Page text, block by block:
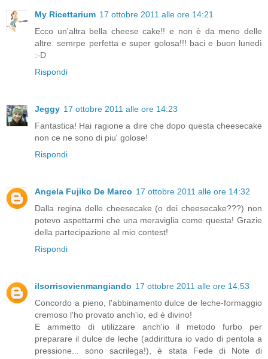
My Ricettarium 17 ottobre 2011 alle ore 14:21
Ecco un'altra bella cheese cake!! e non è da meno delle
altre. semrpe perfetta e super golosa!!! baci e buon lunedì
:-D
Rispondi
Jeggy 17 ottobre 2011 alle ore 14:23
Fantastica! Hai ragione a dire che dopo questa cheesecake
non ce ne sono di piu' golose!
Rispondi
Angela Fujiko De Marco 17 ottobre 2011 alle ore 14:32
Dalla regina delle cheesecake (o dei cheesecake???) non
potevo aspettarmi che una meraviglia come questa! Grazie
della partecipazione al mio contest!
Rispondi
ilsorrisovienmangiando 17 ottobre 2011 alle ore 14:53
Concordo a pieno, l'abbinamento dulce de leche-formaggio
cremoso l'ho provato anch'io, ed è divino!
E ammetto di utilizzare anch'io il metodo furbo per
preparare il dulce de leche (addirittura io vado di pentola a
pressione... sono sacrilega!), è stata Fede di Note di